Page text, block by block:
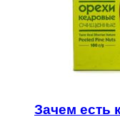
Зачем есть